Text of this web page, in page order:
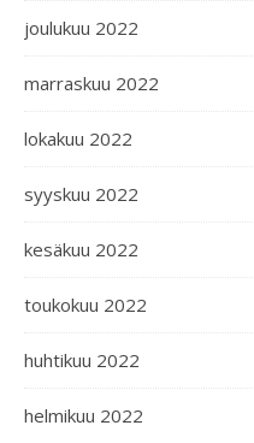
joulukuu 2022
marraskuu 2022
lokakuu 2022
syyskuu 2022
kesäkuu 2022
toukokuu 2022
huhtikuu 2022
helmikuu 2022